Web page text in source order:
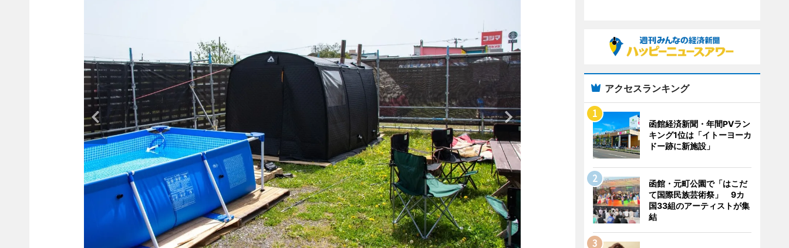
アクセスランキング
函館経済新聞・年間PVラン
キング1位は「イトーヨーカ
ドー跡に新施設」
函館・元町公園で「はこだ
て国際民族芸術祭」 9カ
国33組のアーティストが集
結